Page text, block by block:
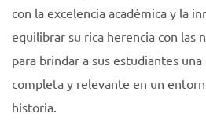
con la excelencia académica y la
equilibrar su rica herencia con las
para brindar a sus estudiantes
completa y relevante en un
historia.